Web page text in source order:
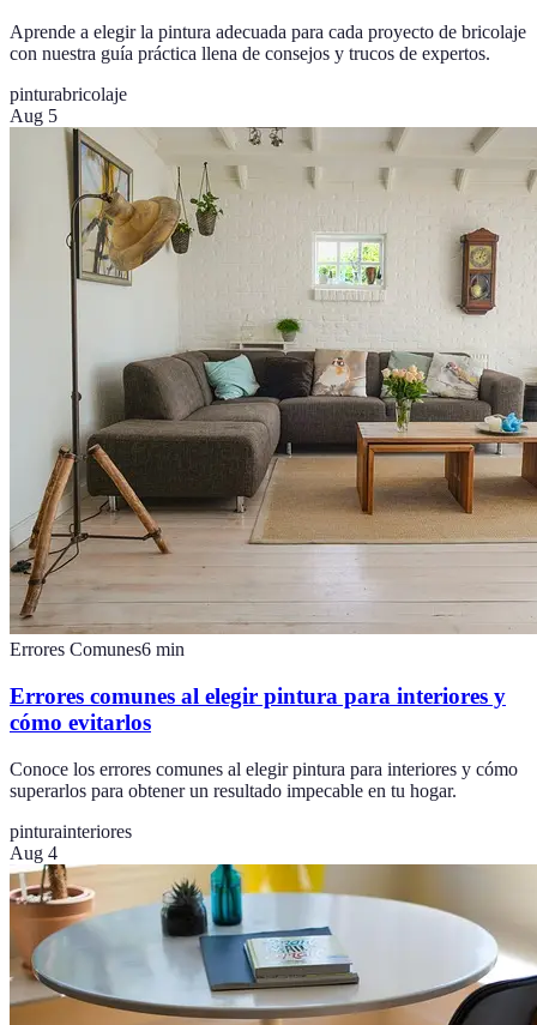
Aprende a elegir la pintura adecuada para cada proyecto de bricolaje
con nuestra guía práctica llena de consejos y trucos de expertos.
pinturabricolaje
Aug 5
Errores Comunes6 min
Errores comunes al elegir pintura para interiores y
cómo evitarlos
Conoce los errores comunes al elegir pintura para interiores y cómo
superarlos para obtener un resultado impecable en tu hogar.
pinturainteriores
Aug 4